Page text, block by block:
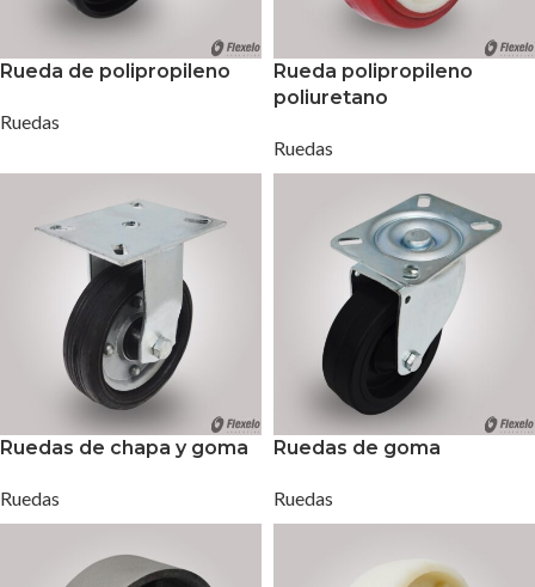
Rueda de polipropileno
Ruedas
Rueda polipropileno
poliuretano
Ruedas
Ruedas de chapa y goma
Ruedas
Ruedas de goma
Ruedas